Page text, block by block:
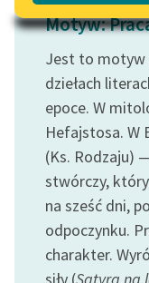
Lektury szkolne i
uczennic i uczniów z
E-kolekcja lektur
szkolnych i literatury
słuchania dla
uczniów z
Feministyczne
Popularyzacja
Motyw:
Jest to motyw
dziełach
epoce. W
Hefajstosa. W
(Ks. Rodzaju)
stwórczy,
na sześć dni,
odpoczynku.
charakter.